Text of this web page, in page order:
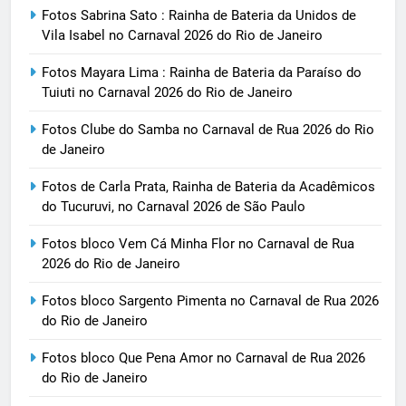
Fotos Sabrina Sato : Rainha de Bateria da Unidos de
Vila Isabel no Carnaval 2026 do Rio de Janeiro
Fotos Mayara Lima : Rainha de Bateria da Paraíso do
Tuiuti no Carnaval 2026 do Rio de Janeiro
Fotos Clube do Samba no Carnaval de Rua 2026 do Rio
de Janeiro
Fotos de Carla Prata, Rainha de Bateria da Acadêmicos
do Tucuruvi, no Carnaval 2026 de São Paulo
Fotos bloco Vem Cá Minha Flor no Carnaval de Rua
2026 do Rio de Janeiro
Fotos bloco Sargento Pimenta no Carnaval de Rua 2026
do Rio de Janeiro
Fotos bloco Que Pena Amor no Carnaval de Rua 2026
do Rio de Janeiro